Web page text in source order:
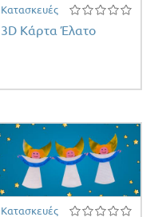
Κατασκευές
3D Κάρτα Έλατο
Κατασκευές